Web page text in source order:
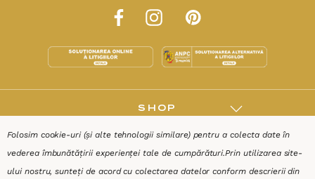
SHOP
Folosim cookie-uri (și alte tehnologii similare) pentru a colecta date în
vederea îmbunătățirii experienței tale de cumpărături.Prin utilizarea site-
ului nostru, sunteți de acord cu colectarea datelor conform descrierii din